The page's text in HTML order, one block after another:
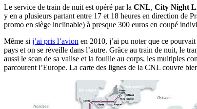
Le service de train de nuit est opéré par la CNL, City Night
y en a plusieurs partant entre 17 et 18 heures en direction de
promo en siège inclinable) à presque 300 euros en coupé
Même si j’ai pris l’avion en 2010, j’ai pu noter que ce
pays et on se réveille dans l’autre. Grâce au train de nuit, le
aussi le scan de sa valise et la fouille au corps, les multiples
parcourent l’Europe. La carte des lignes de la CNL couvre